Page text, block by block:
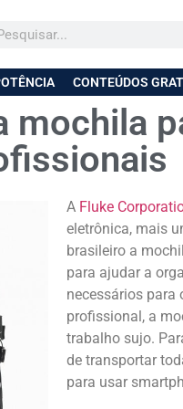
CONTEÚDOS
mochila
A Fluke
eletrônica, mais
brasileiro a
para ajudar a
necessários para
profissional, a
trabalho sujo.
de transportar
para usar